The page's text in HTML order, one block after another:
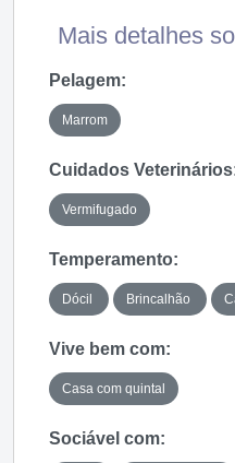
Mais detalhes
Pelagem:
Marrom
Cuidados
Vermifugado
Temperamento:
Dócil Brincalhão
Vive bem com:
Casa com quintal
Sociável com: